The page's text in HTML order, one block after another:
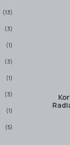
(13)
(3)
(1)
(3)
(1)
(3)
(1)
(5)